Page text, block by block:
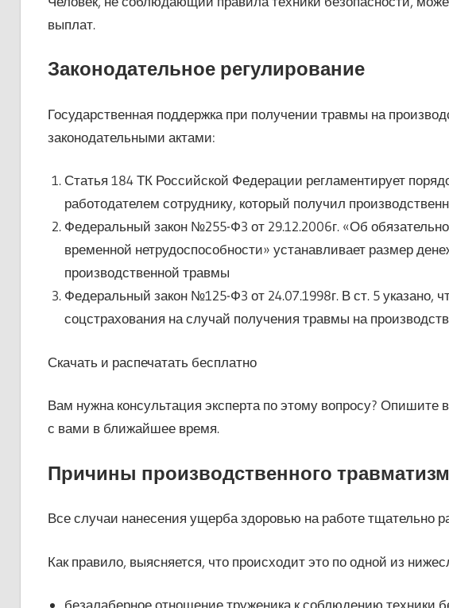
выплат.
Законодательное регулирование
Государственная поддержка при получении травмы на
законодательными актами:
Статья 184 ТК Российской Федерации регламентирует
работодателем сотруднику, который получил
Федеральный закон №255-Ф3 от 29.12.2006г. «Об
временной нетрудоспособности» устанавливает размер
производственной травмы
Федеральный закон №125-Ф3 от 24.07.1998г. В ст. 5 указано,
соцстрахования на случай получения травмы на
Скачать и распечатать бесплатно
Вам нужна консультация эксперта по этому вопросу?
с вами в ближайшее время.
Причины производственного
Все случаи нанесения ущерба здоровью на работе тщательно
Как правило, выясняется, что происходит это по одной из
безалаберное отношение труженика к соблюдению техники